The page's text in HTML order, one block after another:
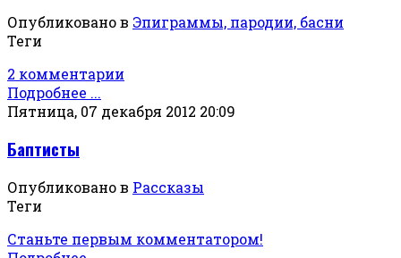
Опубликовано в Эпиграммы, пародии, басни
Теги
2 комментарии
Подробнее ...
Пятница, 07 декабря 2012 20:09
Баптисты
Опубликовано в Рассказы
Теги
Станьте первым комментатором!